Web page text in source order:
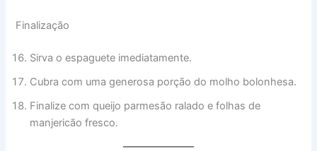
Finalização
Sirva o espaguete imediatamente.
Cubra com uma generosa porção do molho bolonhesa.
Finalize com queijo parmesão ralado e folhas de
manjericão fresco.